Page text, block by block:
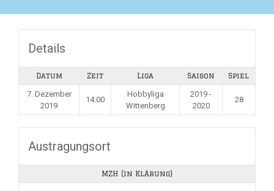
Details
Datum Zeit Liga Saison Spiel
7. Dezember
2019
14:00
Hobbyliga
Wittenberg
2019 -
2020
28
Austragungsort
MZH (in Klärung)